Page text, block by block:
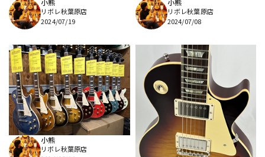
リボレ秋葉原店
2024/07/19
リボレ秋葉原店
2024/07/08
小熊
リボレ秋葉原店